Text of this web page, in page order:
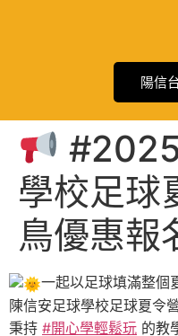
陽信
學校足球
鳥優惠報
一起以足球填滿整個
陳信安足球學校足球夏令
秉持 #開心學輕鬆玩 的教